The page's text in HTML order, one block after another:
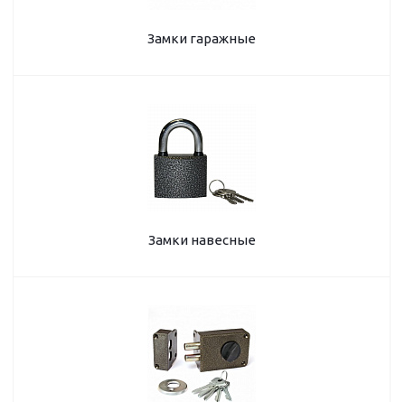
Замки гаражные
Замки навесные